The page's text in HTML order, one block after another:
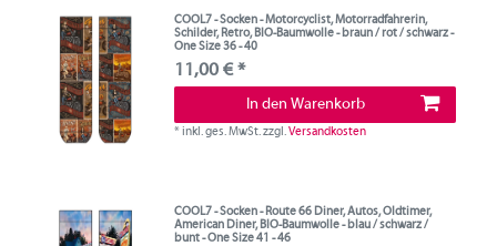
COOL7 - Socken - Motorcyclist, Motorradfahrerin,
Schilder, Retro, BIO-Baumwolle - braun / rot / schwarz -
One Size 36 - 40
11,00 € *
In den Warenkorb
*inkl. ges. MwSt.zzgl.Versandkosten
COOL7 - Socken - Route 66 Diner, Autos, Oldtimer,
American Diner, BIO-Baumwolle - blau / schwarz /
bunt - One Size 41 - 46